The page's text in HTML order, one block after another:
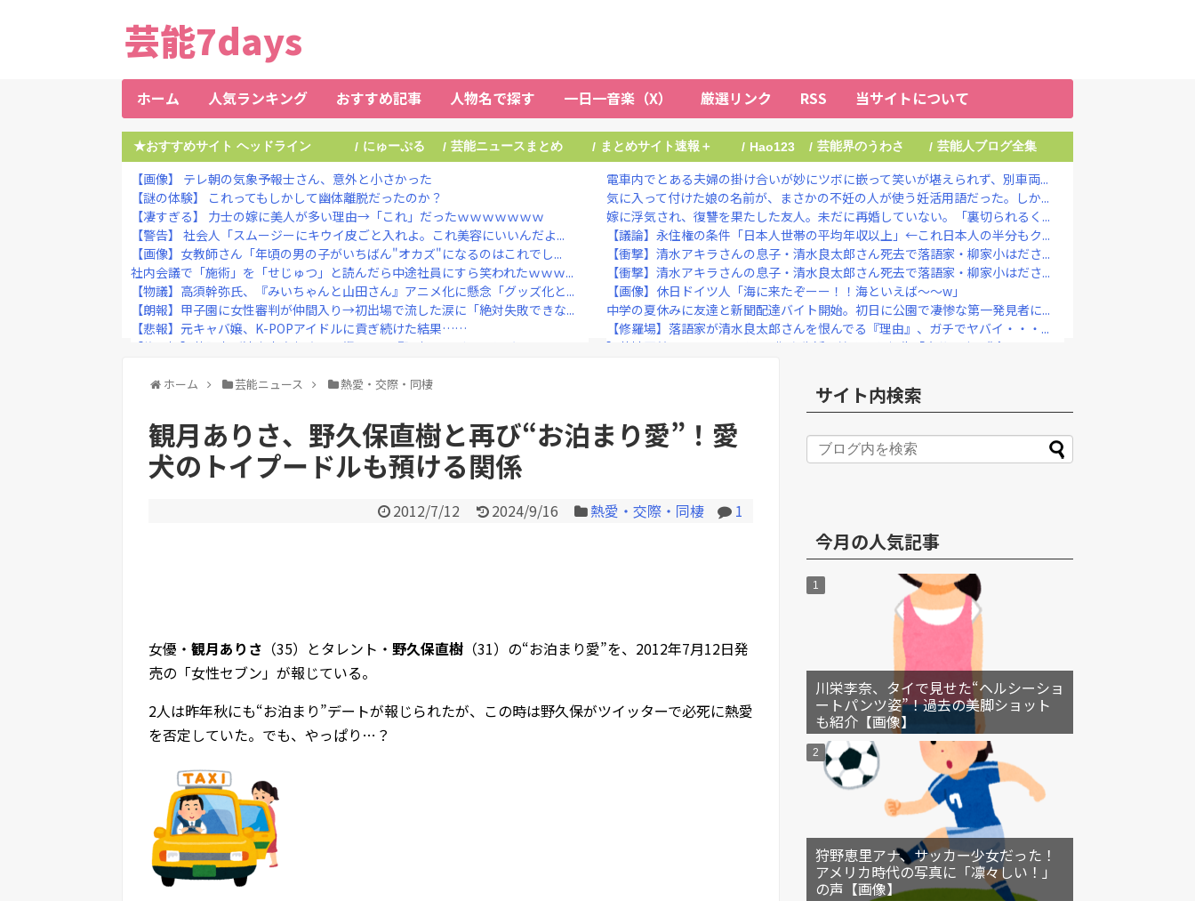
芸能7days
ホーム 人気ランキング おすすめ記事 人物名で探す 一日一音楽（X） 厳選リンク RSS 当サイトについて
★おすすめサイト ヘッドライン / にゅーぷる / 芸能ニュースまとめ / まとめサイト速報＋ / Hao123 / 芸能界のうわさ / 芸能人ブログ全集
【画像】 テレ朝の気象予報士さん、意外と小さかった
【謎の体験】 これってもしかして幽体離脱だったのか？
【凄すぎる】 力士の嫁に美人が多い理由→「これ」だったｗｗｗｗｗｗｗ
【警告】 社会人「スムージーにキウイ皮ごと入れよ。これ美容にいいんだよ...
【画像】女教師さん「年頃の男の子がいちばん"オカズ"になるのはこれでし...
社内会議で「施術」を「せじゅつ」と読んだら中途社員にすら笑われたｗｗｗ...
【物議】高須幹弥氏、『みいちゃんと山田さん』アニメ化に懸念「グッズ化と...
【朗報】甲子園に女性審判が仲間入り→初出場で流した涙に「絶対失敗できな...
【悲報】元キャバ嬢、K-POPアイドルに貢ぎ続けた結果……
【修羅場】落語家が清水良太郎さんを恨んでる『理由』、ガチでヤバイ・・・...
【悲報】志村けんさんの昔のコント、今見ると完全にアウトな手法すぎると話...
Powered by livedoor 相互RSS
電車内でとある夫婦の掛け合いが妙にツボに嵌って笑いが堪えられず、別車両...
気に入って付けた娘の名前が、まさかの不妊の人が使う妊活用語だった。しか...
嫁に浮気され、復讐を果たした友人。未だに再婚していない。「裏切られるく...
【議論】永住権の条件「日本人世帯の平均年収以上」←これ日本人の半分もク...
【衝撃】清水アキラさんの息子・清水良太郎さん死去で落語家・柳家小はださ...
【衝撃】清水アキラさんの息子・清水良太郎さん死去で落語家・柳家小はださ...
【画像】休日ドイツ人「海に来たぞーー！！海といえば～～w」
中学の夏休みに友達と新聞配達バイト開始。初日に公園で凄惨な第一発見者に...
【修羅場】落語家が清水良太郎さんを恨んでる『理由』、ガチでヤバイ・・・...
】菊地亜美、マレーシアとの2拠点生活を始めると報告「自分の中で“今しか...
川口春奈と日本代表・板倉滉が授かり婚、かつてはキングカズ＆ゴン中山も…...
ホーム 芸能ニュース 熱愛・交際・同棲
観月ありさ、野久保直樹と再び“お泊まり愛”！愛
犬のトイプードルも預ける関係
2012/7/12 2024/9/16 熱愛・交際・同棲 1
女優・ 観月ありさ （35）とタレント・ 野久保直樹 （31）の“お泊まり愛”を、2012年7月12日発
売の「女性セブン」が報じている。
2人は昨年秋にも“お泊まり”デートが報じられたが、この時は野久保がツイッターで必死に熱愛
を否定していた。でも、やっぱり…？
サイト内検索
今月の人気記事
川栄李奈、タイで見せた“ヘルシーショ
ートパンツ姿”！過去の美脚ショット
も紹介【画像】
狩野恵里アナ、サッカー少女だった！
アメリカ時代の写真に「凛々しい！」
の声【画像】